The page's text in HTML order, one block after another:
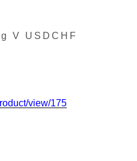
V USDCHF
view/175